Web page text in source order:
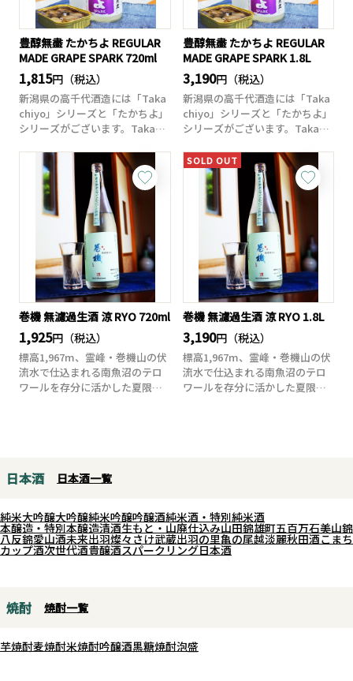
豊醇無盡 たかちよ REGULAR
MADE GRAPE SPARK 720ml
1,815円（税込）
新潟県の高千代酒造には「Taka
chiyo」シリーズと「たかちよ」
シリーズがございます。Takac
豊醇無盡 たかちよ REGULAR
MADE GRAPE SPARK 1.8L
3,190円（税込）
新潟県の高千代酒造には「Taka
chiyo」シリーズと「たかちよ」
シリーズがございます。Takac
巻機 無濾過生酒 涼 RYO 720ml
1,925円（税込）
標高1,967m、霊峰・巻機山の伏
流水で仕込まれる南魚沼のテロ
ワールを存分に活かした夏限定
SOLD OUT
巻機 無濾過生酒 涼 RYO 1.8L
3,190円（税込）
標高1,967m、霊峰・巻機山の伏
流水で仕込まれる南魚沼のテロ
ワールを存分に活かした夏限定
日本酒 日本酒一覧
純米大吟醸大吟醸純米吟醸吟醸酒純米酒・特別純米酒
本醸造・特別本醸造清酒生もと・山廃仕込み山田錦雄町五百万石美山錦
八反錦愛山酒未来出羽燦々 さけ武蔵出羽の里亀の尾越淡麗秋田酒こまち
カップ酒次世代酒貴醸酒スパークリング日本酒
焼酎 焼酎一覧
芋焼酎麦焼酎米焼酎吟醸酒黒糖焼酎泡盛